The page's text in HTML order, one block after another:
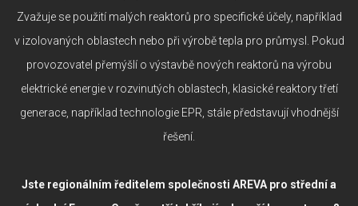
Zvažuje se použití malých reaktorů pro specifické účely, například
v izolovaných oblastech nebo při výrobě tepla pro průmysl. Pokud
provozovatel přemýšlí o výstavbě nových reaktorů na výrobu
elektrické energie v rozvinutých oblastech, klasické reaktory třetí
generace, například technologie EPR, stále představují vhodnější
řešení.
Jste regionálním ředitelem společnosti AREVA pro střední a